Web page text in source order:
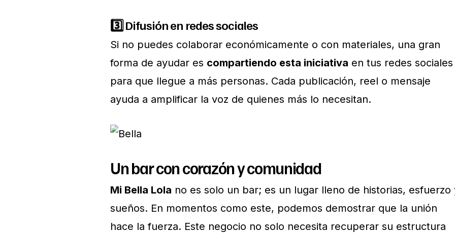
3️⃣ Difusión en redes sociales
Si no puedes colaborar económicamente o con materiales, una gran
forma de ayudar es compartiendo esta iniciativa en tus redes sociales
para que llegue a más personas. Cada publicación, reel o mensaje
ayuda a amplificar la voz de quienes más lo necesitan.
Un bar con corazón y comunidad
Mi Bella Lola no es solo un bar; es un lugar lleno de historias, esfuerzo
sueños. En momentos como este, podemos demostrar que la unión
hace la fuerza. Este negocio no solo necesita recuperar su estructura